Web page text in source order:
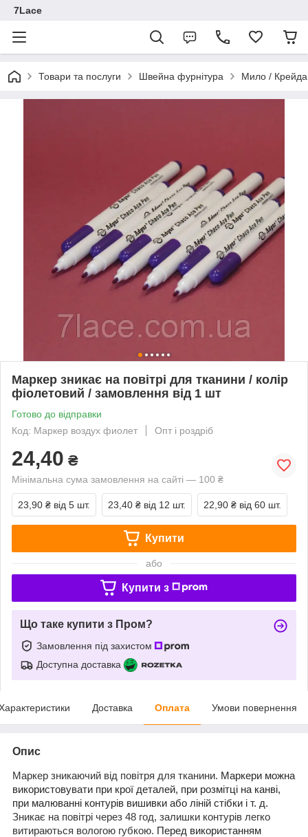
7Lace
Товари та послуги Швейна фурнітура Мило /
Маркер зникає на повітрі для тканини / колір
фіолетовий / замовлення від 1 шт
Готово до відправки
Код: Маркер воздух фиолет
Опт і роздріб
24,40 ₴
Мінімальна сума замовлення на сайті — 100 ₴
23,90 ₴ від 5 шт. 23,40 ₴ від 12 шт. 22,90 ₴ від 60 шт.
Купити
або
Купити з
Що таке купити з Пром?
Замовлення під захистом
Доступна доставка
Доставка Оплата Умови повернення
Опис
Маркер зникаючий від повітря для тканини. Маркери можна
використовувати при крої деталей, при розмітці на канві,
при малюванні контурів вишивки або ліній стібки і т. д.
Зникає на повітрі через 48 год, залишки контурів легко
витираються вологою губкою. Перед використанням